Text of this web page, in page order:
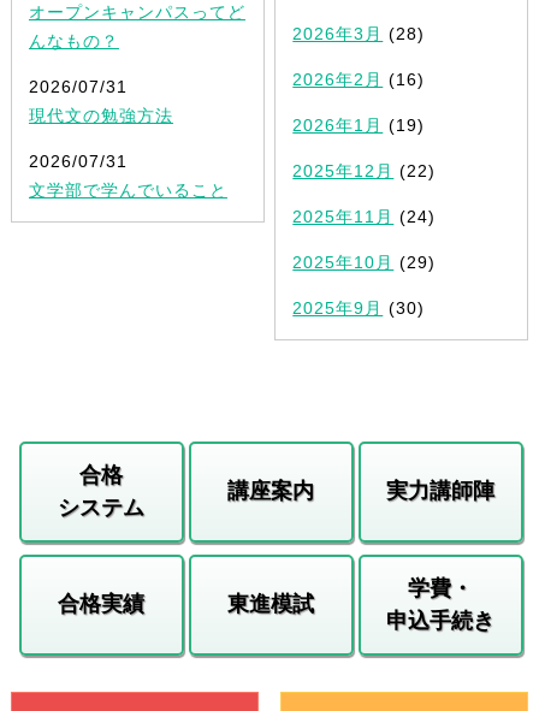
オープンキャンパスってど
んなもの？
2026/07/31
現代文の勉強方法
2026/07/31
文学部で学んでいること
2026年3月 (28)
2026年2月 (16)
2026年1月 (19)
2025年12月 (22)
2025年11月 (24)
2025年10月 (29)
2025年9月 (30)
合格
システム
講座案内 実力講師陣
合格実績 東進模試
学費・
申込手続き